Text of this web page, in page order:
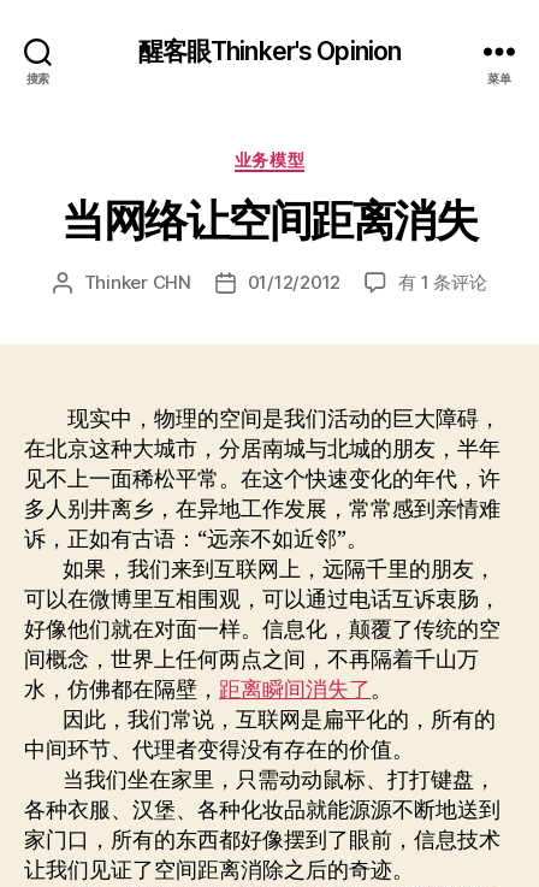
搜索
醒客眼Thinker's Opinion
菜单
分
业务模型
当网络让空间距离消失
文 Thinker CHN
发 01/12/2012
当
间
距
离
消
失
有 1 条评论
现实中，物理的空间是我们活动的巨大障碍，
在北京这种大城市，分居南城与北城的朋友，半年
见不上一面稀松平常。在这个快速变化的年代，许
多人别井离乡，在异地工作发展，常常感到亲情难
诉，正如有古语：“远亲不如近邻”。
如果，我们来到互联网上，远隔千里的朋友，
可以在微博里互相围观，可以通过电话互诉衷肠，
好像他们就在对面一样。信息化，颠覆了传统的空
间概念，世界上任何两点之间，不再隔着千山万
水，仿佛都在隔壁， 距离瞬间消失了。
因此，我们常说，互联网是扁平化的，所有的
中间环节、代理者变得没有存在的价值。
当我们坐在家里，只需动动鼠标、打打键盘，
各种衣服、汉堡、各种化妆品就能源源不断地送到
家门口，所有的东西都好像摆到了眼前，信息技术
让我们见证了空间距离消除之后的奇迹。